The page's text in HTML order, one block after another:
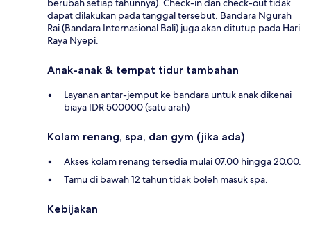
berubah setiap tahunnya). Check-in dan check-out tidak
dapat dilakukan pada tanggal tersebut. Bandara Ngurah
Rai (Bandara Internasional Bali) juga akan ditutup pada Hari
Raya Nyepi.
Anak-anak & tempat tidur tambahan
Layanan antar-jemput ke bandara untuk anak dikenai
biaya IDR 500000 (satu arah)
Kolam renang, spa, dan gym (jika ada)
Akses kolam renang tersedia mulai 07.00 hingga 20.00.
Tamu di bawah 12 tahun tidak boleh masuk spa.
Kebijakan